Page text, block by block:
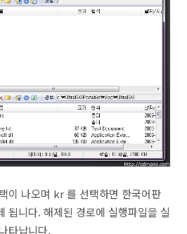
이 나오며 kr 를 선택하면 한국어판
됩니다. 해제된 경로에 실행파일을 실
타납니다.